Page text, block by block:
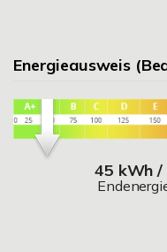
Energieausweis
45 kWh /